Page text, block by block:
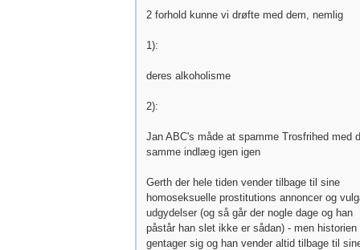
2 forhold kunne vi drøfte med dem, nemlig
1):
deres alkoholisme
2):
Jan ABC's måde at spamme Trosfrihed med
samme indlæg igen igen
Gerth der hele tiden vender tilbage til sine
homoseksuelle prostitutions annoncer og
udgydelser (og så går der nogle dage og han
påstår han slet ikke er sådan) - men historien
gentager sig og han vender altid tilbage til